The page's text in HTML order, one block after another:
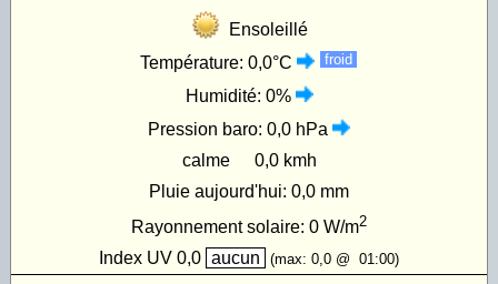
Ensoleillé
Température: 0,0°C froid
Humidité: 0%
Pression baro: 0,0 hPa
calme
0,0 kmh
Pluie aujourd'hui: 0,0 mm
Rayonnement solaire: 0 W/m2
Index UV 0,0 aucun (max: 0,0 @ 01:00)